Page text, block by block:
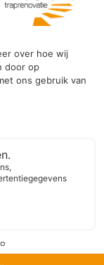
Privacyverklaring